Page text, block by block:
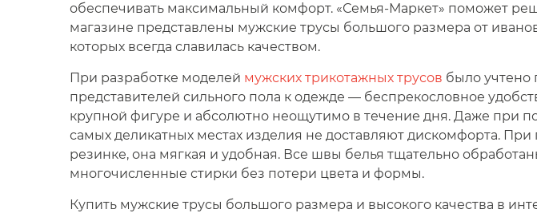
обеспечивать максимальный комфорт. «Семья-Маркет» поможет
магазине представлены мужские трусы большого размера от
которых всегда славилась качеством.
При разработке моделей мужских трикотажных трусов было учтено
представителей сильного пола к одежде — беспрекословное
крупной фигуре и абсолютно неощутимо в течение дня. Даже при
самых деликатных местах изделия не доставляют дискомфорта.
резинке, она мягкая и удобная. Все швы белья тщательно
многочисленные стирки без потери цвета и формы.
Купить мужские трусы большого размера и высокого качества в